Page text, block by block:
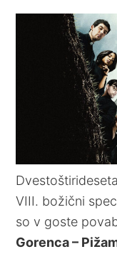
VIII. božični
so v goste
Gorenca –